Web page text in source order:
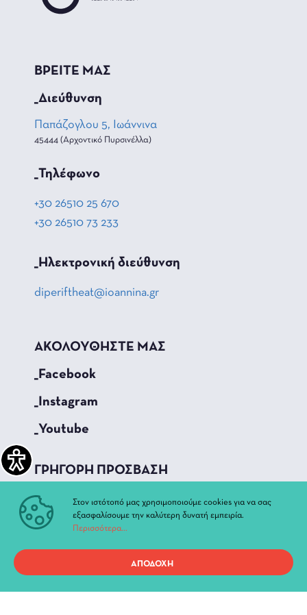
ΒΡΕΙΤΕ ΜΑΣ
_Διεύθυνση
Παπάζογλου 5, Ιωάννινα
45444 (Αρχοντικό Πυρσινέλλα)
_Τηλέφωνο
+30 26510 25 670
+30 26510 73 233
_Hλεκτρονική διεύθυνση
diperiftheat@ioannina.gr
ΑΚΟΛΟΥΘΗΣΤΕ ΜΑΣ
_Facebook
_Instagram
_Youtube
ΓΡΗΓΟΡΗ ΠΡΟΣΒΑΣΗ
Τρέχουσες Παραστάσεις
Αρχείο Παραστάσεων
Νέα & Ανακοινώσεις
Διοίκηση
Στον ιστότοπό μας χρησιμοποιούμε cookies για να σας
εξασφαλίσουμε την καλύτερη δυνατή εμπειρία.
Περισσότερα...
ΑΠΟΔΟΧΗ